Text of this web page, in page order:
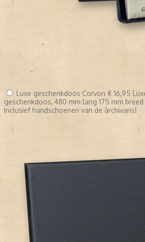
Luxe geschenkdoos Corvon € 16,95
geschenkdoos, 480 mm lang 175 mm
Inclusief handschoenen van de archivaris!